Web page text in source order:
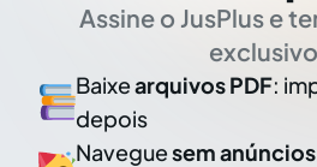
Assine o JusPlus e
Baixearquivos PDF:
depois
Naveguesem anúncios